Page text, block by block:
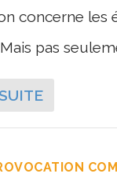
concerne les
pas